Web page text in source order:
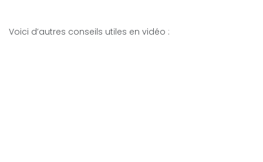
Voici d’autres conseils utiles en vidéo :